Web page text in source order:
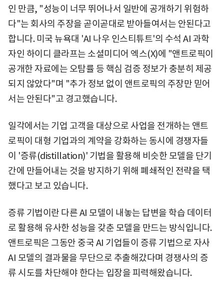
인 만큼, "성능이 너무 뛰어나서 일반에 공개하기 위험하
다"는 회사의 주장을 곧이곧대로 받아들여서는 안된다고
합니다. 미국 뉴욕대 'AI 나우 인스티튜트'의 수석 AI 과학
자인 하이디 클라프는 소셜미디어 엑스(X)에 "앤트로픽이
공개한 자료에는 오탐률 등 핵심 검증 정보가 충분히 제공
되지 않았다"며 "추가 정보 없이 앤트로픽의 주장만 믿어
서는 안된다"고 경고했습니다.
일각에서는 기업 고객을 대상으로 사업을 전개하는 앤트
로픽이 대형 기업과의 계약을 강화하는 동시에 경쟁자들
이 '증류(distillation)' 기법을 활용해 비슷한 모델을 단기
간에 만들어내는 것을 방지하기 위해 폐쇄적인 전략을 택
했다고 보고 있습니다.
증류 기법이란 다른 AI 모델이 내놓는 답변을 학습 데이터
로 활용해 유사한 성능을 갖춘 모델을 만드는 방식입니다.
앤트로픽은 그동안 중국 AI 기업들이 증류 기법으로 자사
AI 모델의 결과물을 무단으로 추출해갔다며 경쟁사의 증
류 시도를 차단해야 한다는 입장을 피력해왔습니다.